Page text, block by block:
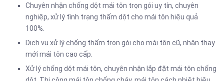
Chuyên nhận chống dột mái tôn trọn gói uy tín, chuyên
nghiệp, xử lý tình trạng thấm dột cho mái tôn hiệu quả
100%.
Dịch vụ xử lý chống thấm trọn gói cho mái tôn cũ, nhận thay
mới mái tôn cao cấp.
Xử lý chống dột mái tôn, chuyên nhận lắp đặt mái tôn chống